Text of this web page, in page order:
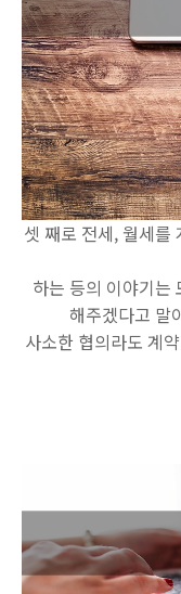
셋 째로 전세, 월세를
하는 등의 이야기는
해주겠다고 말
사소한 협의라도 계